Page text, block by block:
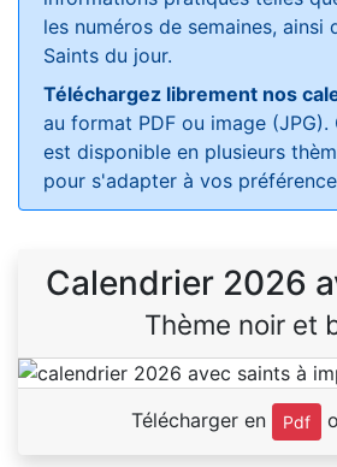
les numéros de semaines, ainsi
Saints du jour.
Téléchargez librement nos
au format PDF ou image (JPG).
est disponible en plusieurs
pour s'adapter à vos
Calendrier 2026
Thème noir et
Télécharger en Pdf